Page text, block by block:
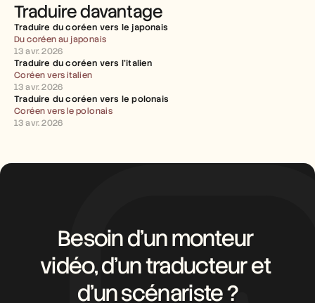
Traduire davantage
Traduire du coréen vers le japonais
Du coréen au japonais
13 avr. 2026
Traduire du coréen vers l’italien
Coréen vers italien
13 avr. 2026
Traduire du coréen vers le polonais
Coréen vers le polonais
13 avr. 2026
Besoin d’un monteur
vidéo, d’un traducteur et
d’un scénariste ?